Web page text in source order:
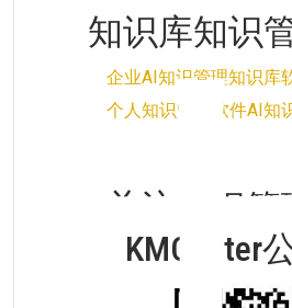
知识库知识
企业AI知识管理知识库
个人知识管理软件AI知
关注知识
KMCenter